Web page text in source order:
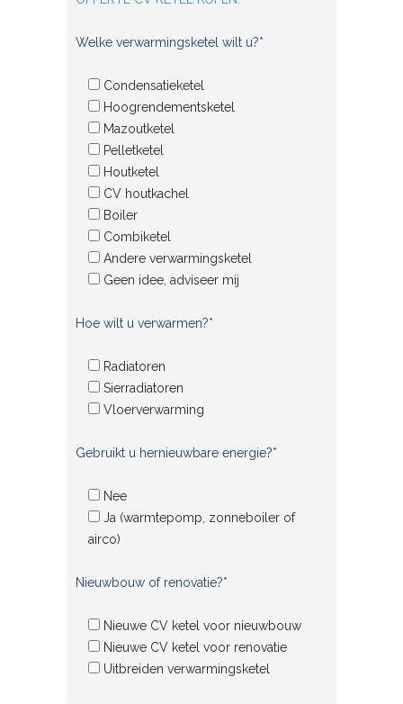
Welke verwarmingsketel wilt u?*
Condensatieketel
Hoogrendementsketel
Mazoutketel
Pelletketel
Houtketel
CV houtkachel
Boiler
Combiketel
Andere verwarmingsketel
Geen idee, adviseer mij
Hoe wilt u verwarmen?*
Radiatoren
Sierradiatoren
Vloerverwarming
Gebruikt u hernieuwbare energie?*
Nee
Ja (warmtepomp, zonneboiler of
airco)
Nieuwbouw of renovatie?*
Nieuwe CV ketel voor nieuwbouw
Nieuwe CV ketel voor renovatie
Uitbreiden verwarmingsketel